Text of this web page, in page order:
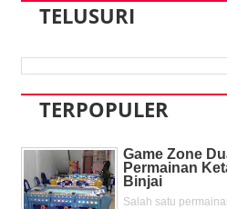
TELUSURI
TERPOPULER
Game Zone
Permainan
Binjai
Salah satu